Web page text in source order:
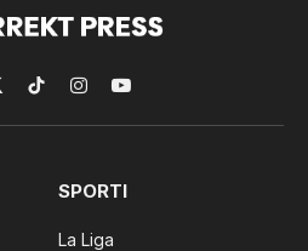
TikTokInstagramYouTube
SPORTI
La Liga